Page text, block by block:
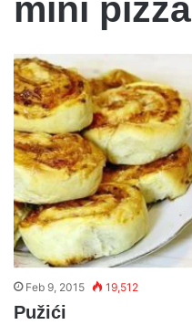
mini pizza
Feb 9, 2015 19,512
Pužići